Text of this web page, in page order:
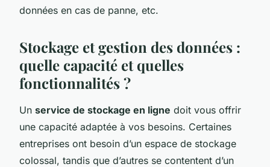
données en cas de panne, etc.
Stockage et gestion des données :
quelle capacité et quelles
fonctionnalités ?
Un service de stockage en ligne doit vous offrir
une capacité adaptée à vos besoins. Certaines
entreprises ont besoin d’un espace de stockage
colossal, tandis que d’autres se contentent d’un